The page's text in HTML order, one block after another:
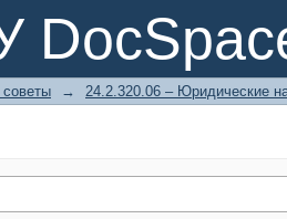
→ 24.2.320.06 – Юридические